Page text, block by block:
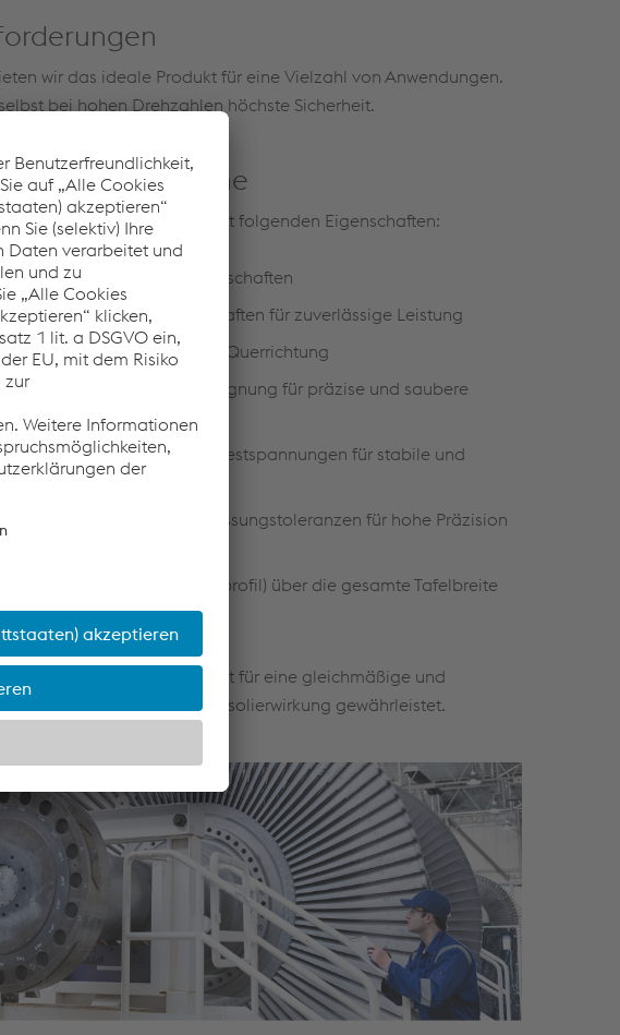
wir das ideale Produkt für eine Vielzahl von Anwendungen.
bei hohen Drehzahlen höchste Sicherheit.
Polbleche
gewalzte Stähle mit folgenden Eigenschaften:
magnetische Eigenschaften
mechanische Eigenschaften für zuverlässige Leistung
Anisotropie in Längs- und Querrichtung
Laserschnitt- und Stanzeignung für präzise und saubere
Eigenspannungen und Restspannungen für stabile und
Produkte
Ebenheits-, Form- und Abmessungstoleranzen für hohe Präzision
Dickenunterschiede (Querprofil) über die gesamte Tafelbreite
Produktionsroute sorgt für eine gleichmäßige und
Oxidschicht, die beste Isolierwirkung gewährleistet.